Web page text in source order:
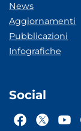
News
Aggiornamenti
Pubblicazioni
Infografiche
Social